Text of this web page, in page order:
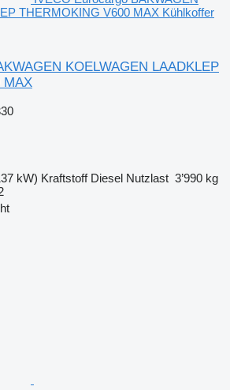
THERMOKING V600 MAX Kühlkoffer
KOELWAGEN LAADKLEP
MAX
kW) Kraftstoff Diesel Nutzlast 3’990 kg